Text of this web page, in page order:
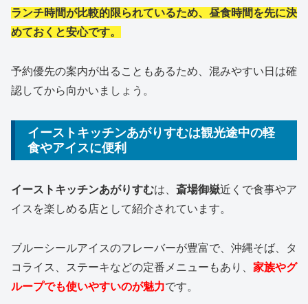
ランチ時間が比較的限られているため、昼食時間を先に決
めておくと安心です。
予約優先の案内が出ることもあるため、混みやすい日は確
認してから向かいましょう。
イーストキッチンあがりすむは観光途中の軽
食やアイスに便利
イーストキッチンあがりすむは、 斎場御嶽近くで食事やア
イスを楽しめる店として紹介されています。
ブルーシールアイスのフレーバーが豊富で、沖縄そば、タ
コライス、ステーキなどの定番メニューもあり、 家族やグ
ループでも使いやすいのが魅力です。